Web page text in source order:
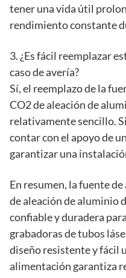
tener una vida útil
rendimiento constante
3. ¿Es fácil reemplazar
caso de avería?
Sí, el reemplazo de la
CO2 de aleación de
relativamente sencillo.
contar con el apoyo de
garantizar una
En resumen, la fuente
de aleación de aluminio
confiable y duradera
grabadoras de tubos
diseño resistente y fácil
alimentación garantiza